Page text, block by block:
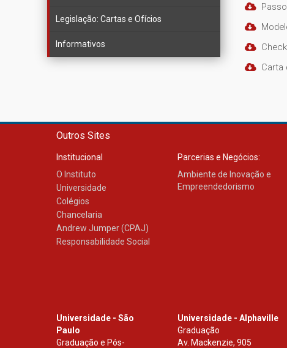
Legislação: Cartas e Ofícios
Informativos
Carta
Outros Sites
Institucional
O Instituto
Universidade
Colégios
Chancelaria
Andrew Jumper (CPAJ)
Responsabilidade Social
Parcerias e Negócios:
Ambiente de Inovação e
Empreendedorismo
Universidade - São
Paulo
Graduação e Pós-
Universidade - Alphaville
Graduação
Av. Mackenzie, 905